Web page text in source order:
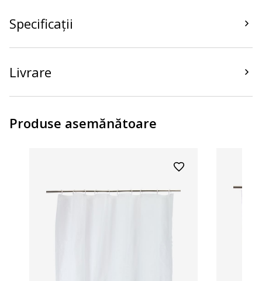
Specificații
Livrare
Produse asemănătoare